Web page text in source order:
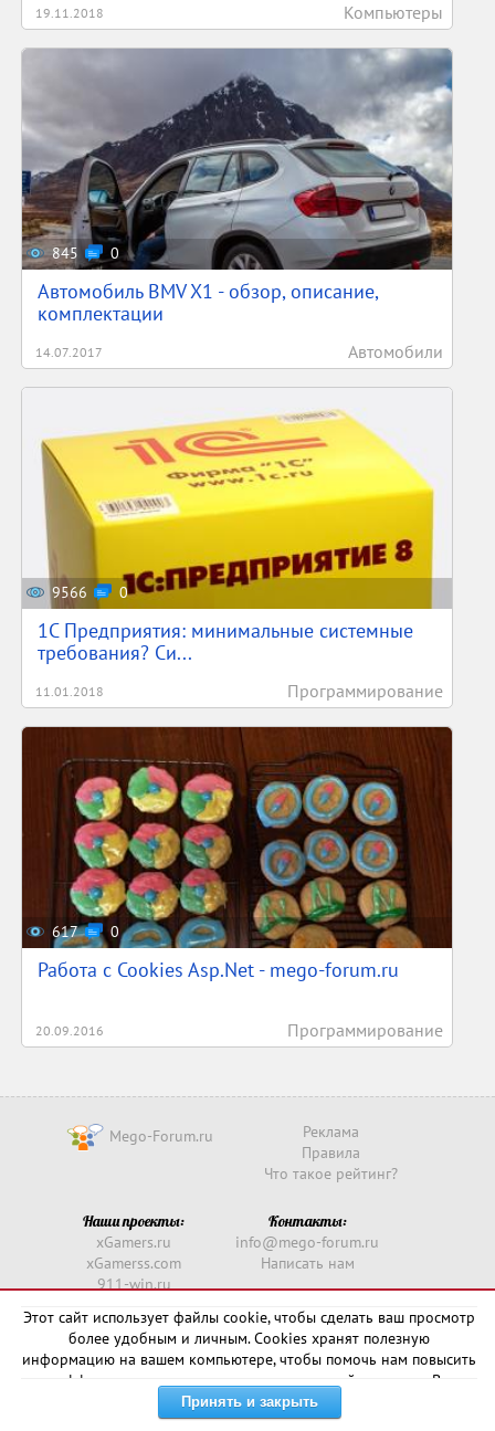
19.11.2018 Компьютеры
845 0
Автомобиль BMV X1 - обзор, описание,
комплектации
14.07.2017 Автомобили
9566 0
1С Предприятия: минимальные системные
требования? Си...
11.01.2018 Программирование
617 0
Работа с Cookies Asp.Net - mego-forum.ru
20.09.2016 Программирование
Mego-Forum.ru
Реклама
Правила
Что такое рейтинг?
Наши проекты:
xGamers.ru
xGamerss.com
911-win.ru
Контакты:
info@mego-forum.ru
Написать нам
Copyright © 2016 -2026
Этот сайт использует файлы cookie, чтобы сделать ваш просмотр
более удобным и личным. Cookies хранят полезную
информацию на вашем компьютере, чтобы помочь нам повысить
эффективность и актуальность нашего сайта для вас. В
некоторых случаях они необходимы для правильной работы
сайта.